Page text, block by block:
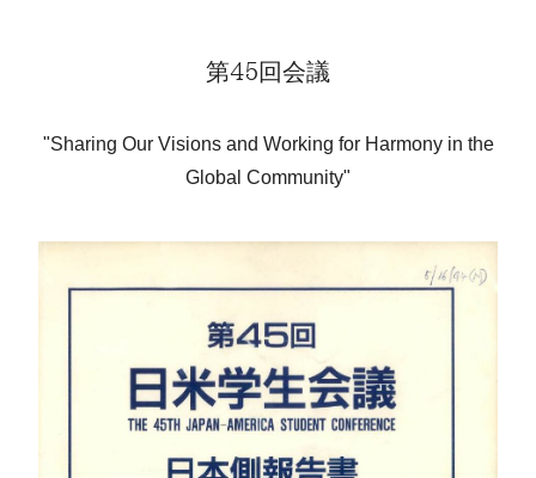
第45回会議
"Sharing Our Visions and Working for Harmony in the
Global Community"